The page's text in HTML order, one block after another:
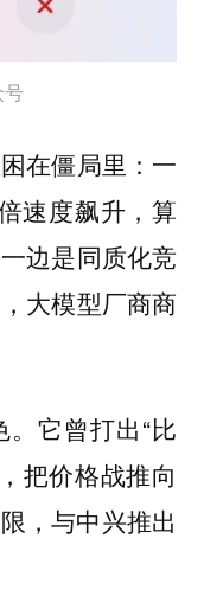
号
在僵局里：一
速度飙升，算
边是同质化竞
大模型厂商商
。它曾打出“比
把价格战推向
，与中兴推出